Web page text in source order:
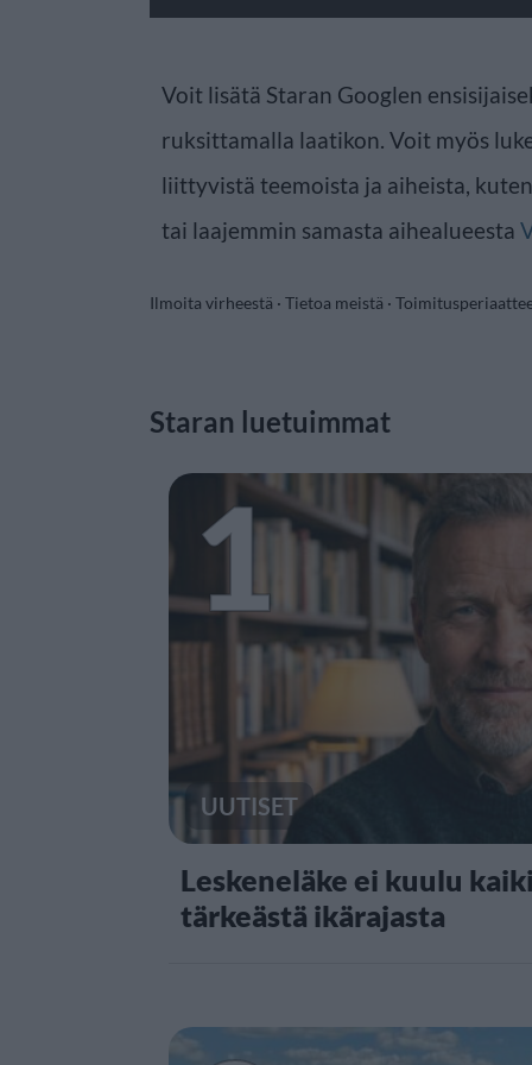
Voit lisätä Staran Googlen
ruksittamalla laatikon. Voit myös
liittyvistä teemoista ja aiheista, kuten
tai laajemmin samasta aihealueesta
Ilmoita virheestä · Tietoa meistä ·
Staran luetuimmat
1
UUTISET
Leskeneläke ei kuulu
tärkeästä ikärajasta